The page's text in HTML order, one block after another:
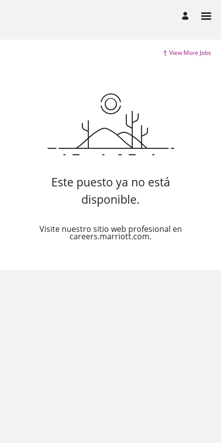
View More Jobs
Este puesto ya no está
disponible.
Visite nuestro sitio web profesional en
careers.marriott.com.